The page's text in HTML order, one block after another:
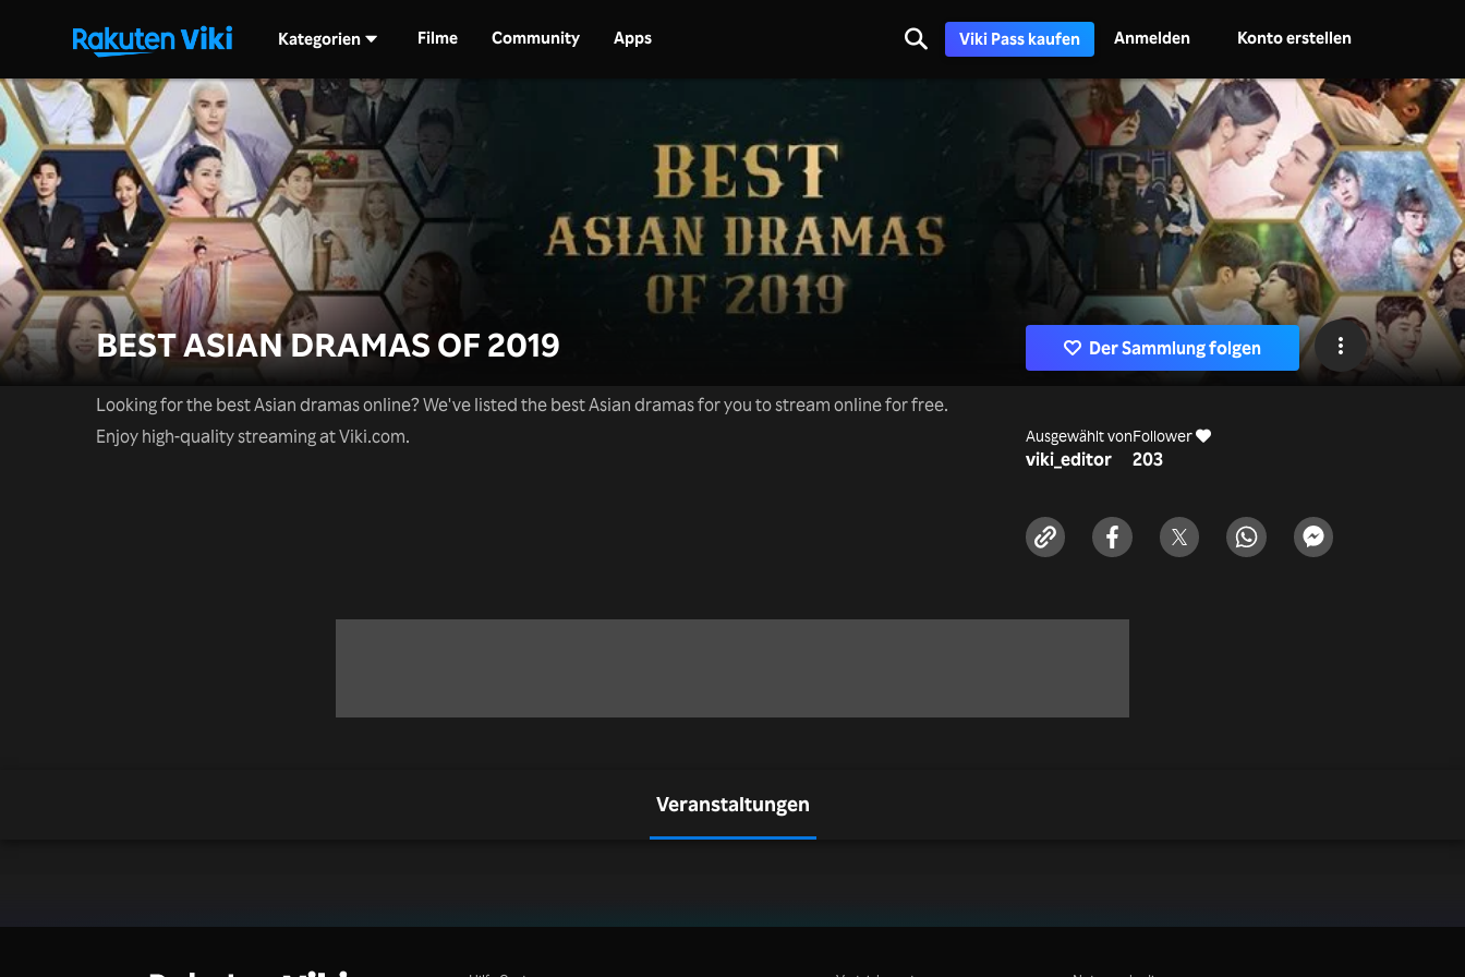
Kategorien Filme Community Apps Viki Pass kaufen Anmelden Konto erstellen
BEST ASIAN DRAMAS OF 2019
Looking for the best Asian dramas online? We've listed the best Asian dramas for you to stream online for free.
Enjoy high-quality streaming at Viki.com.
Der Sammlung folgen
Ausgewählt von
viki_editor
Follower
203
Veranstaltungen